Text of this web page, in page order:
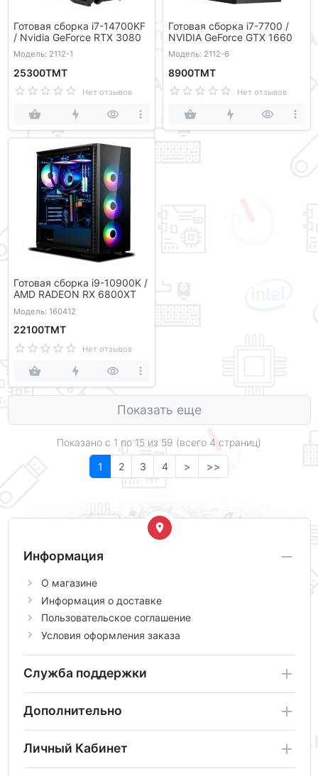
Готовая сборка i7-14700KF
/ Nvidia GeForce RTX 3080
Модель: 2112-1
25300ТМТ
Нет отзывов
Готовая сборка i7-7700 /
NVIDIA GeForce GTX 1660
Модель: 2112-6
8900ТМТ
Нет отзывов
Готовая сборка i9-10900K /
AMD RADEON RX 6800XT
Модель: 160412
22100ТМТ
Нет отзывов
Показать еще
Показано с 1 по 15 из 59 (всего 4 страниц)
1
2 3 4 > >>
Информация
О магазине
Информация о доставке
Пользовательское соглашение
Условия оформления заказа
Служба поддержки
Дополнительно
Личный Кабинет